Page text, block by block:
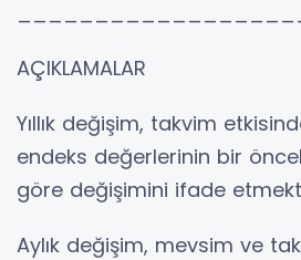
AÇIKLAMALAR
Yıllık değişim, takvim
endeks değerlerinin bir
göre değişimini ifade
Aylık değişim, mevsim ve